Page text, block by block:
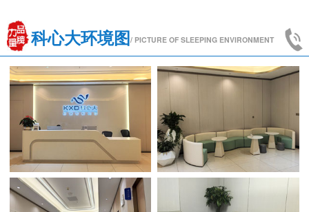
科心大环境图/ PICTURE OF SLEEPING ENVIRONMENT